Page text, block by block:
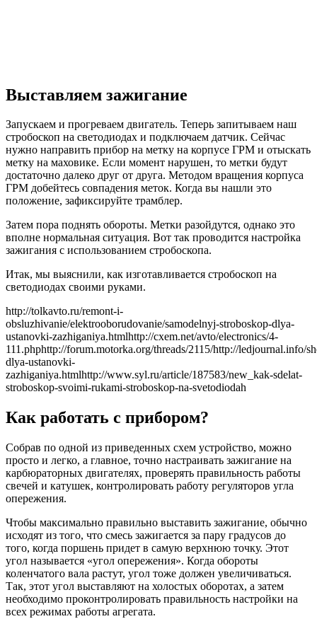
Выставляем зажигание
Запускаем и прогреваем двигатель. Теперь запитываем наш
стробоскоп на светодиодах и подключаем датчик. Сейчас
нужно направить прибор на метку на корпусе ГРМ и отыскать
метку на маховике. Если момент нарушен, то метки будут
достаточно далеко друг от друга. Методом вращения корпуса
ГРМ добейтесь совпадения меток. Когда вы нашли это
положение, зафиксируйте трамблер.
Затем пора поднять обороты. Метки разойдутся, однако это
вполне нормальная ситуация. Вот так проводится настройка
зажигания с использованием стробоскопа.
Итак, мы выяснили, как изготавливается стробоскоп на
светодиодах своими руками.
http://tolkavto.ru/remont-i-
obsluzhivanie/elektrooborudovanie/samodelnyj-stroboskop-dlya-
ustanovki-zazhiganiya.htmlhttp://cxem.net/avto/electronics/4-
111.phphttp://forum.motorka.org/threads/2115/http://ledjournal.info/
dlya-ustanovki-
zazhiganiya.htmlhttp://www.syl.ru/article/187583/new_kak-sdelat-
stroboskop-svoimi-rukami-stroboskop-na-svetodiodah
Как работать с прибором?
Собрав по одной из приведенных схем устройство, можно
просто и легко, а главное, точно настраивать зажигание на
карбюраторных двигателях, проверять правильность работы
свечей и катушек, контролировать работу регуляторов угла
опережения.
Чтобы максимально правильно выставить зажигание, обычно
исходят из того, что смесь зажигается за пару градусов до
того, когда поршень придет в самую верхнюю точку. Этот
угол называется «угол опережения». Когда обороты
коленчатого вала растут, угол тоже должен увеличиваться.
Так, этот угол выставляют на холостых оборотах, а затем
необходимо проконтролировать правильность настройки на
всех режимах работы агрегата.